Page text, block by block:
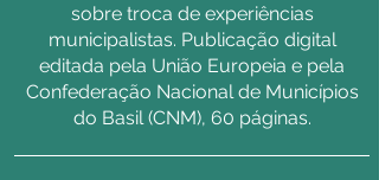
sobre troca de experiências
municipalistas. Publicação digital
editada pela União Europeia e pela
Confederação Nacional de Municípios
do Basil (CNM), 60 páginas.